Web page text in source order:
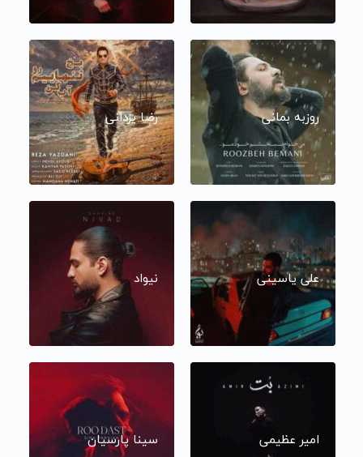
روزبه بمانی رضا یزدانی
علی یاسینی نیواد
امیر عظیمی سینا پارسیان